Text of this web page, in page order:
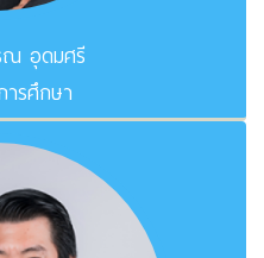
ณ อุดมศรี
ารศึกษา